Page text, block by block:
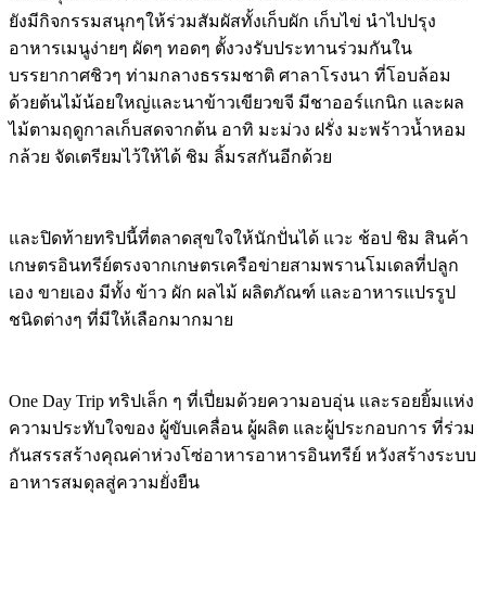
ยังมีกิจกรรมสนุกๆให้ร่วมสัมผัสทั้งเก็บผัก เก็บไข่ นำไปปรุง
อาหารเมนูง่ายๆ ผัดๆ ทอดๆ ตั้งวงรับประทานร่วมกันใน
บรรยากาศชิวๆ ท่ามกลางธรรมชาติ ศาลาโรงนา ที่โอบล้อม
ด้วยต้นไม้น้อยใหญ่และนาข้าวเขียวขจี มีชาออร์แกนิก และผล
ไม้ตามฤดูกาลเก็บสดจากต้น อาทิ มะม่วง ฝรั่ง มะพร้าวน้ำหอม
กล้วย จัดเตรียมไว้ให้ได้ ชิม ลิ้มรสกันอีกด้วย
และปิดท้ายทริปนี้ที่ตลาดสุขใจให้นักปั่นได้ แวะ ช้อป ชิม สินค้า
เกษตรอินทรีย์ตรงจากเกษตรเครือข่ายสามพรานโมเดลที่ปลูก
เอง ขายเอง มีทั้ง ข้าว ผัก ผลไม้ ผลิตภัณฑ์ และอาหารแปรรูป
ชนิดต่างๆ ที่มีให้เลือกมากมาย
One Day Trip ทริปเล็ก ๆ ที่เปี่ยมด้วยความอบอุ่น และรอยยิ้มแห่ง
ความประทับใจของ ผู้ขับเคลื่อน ผู้ผลิต และผู้ประกอบการ ที่ร่วม
กันสรรสร้างคุณค่าห่วงโซ่อาหารอาหารอินทรีย์ หวังสร้างระบบ
อาหารสมดุลสู่ความยั่งยืน